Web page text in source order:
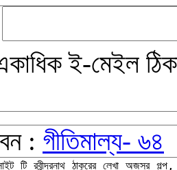
ই-মেইল
: গীতিমাল্য- ৬৪